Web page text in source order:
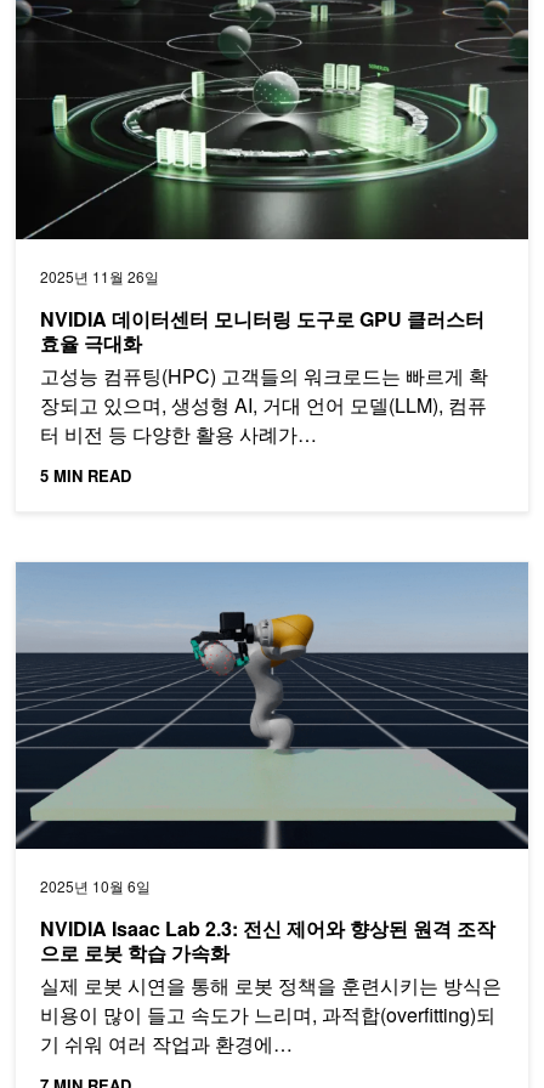
2025년 11월 26일
NVIDIA 데이터센터 모니터링 도구로 GPU 클러스터
효율 극대화
고성능 컴퓨팅(HPC) 고객들의 워크로드는 빠르게 확
장되고 있으며, 생성형 AI, 거대 언어 모델(LLM), 컴퓨
터 비전 등 다양한 활용 사례가…
5 MIN READ
2025년 10월 6일
NVIDIA Isaac Lab 2.3: 전신 제어와 향상된 원격 조작
으로 로봇 학습 가속화
실제 로봇 시연을 통해 로봇 정책을 훈련시키는 방식은
비용이 많이 들고 속도가 느리며, 과적합(overfitting)되
기 쉬워 여러 작업과 환경에…
NVIDIA Isaac Lab 2.3: 전신 제어와 향상된 원격 조작으로 로봇 학